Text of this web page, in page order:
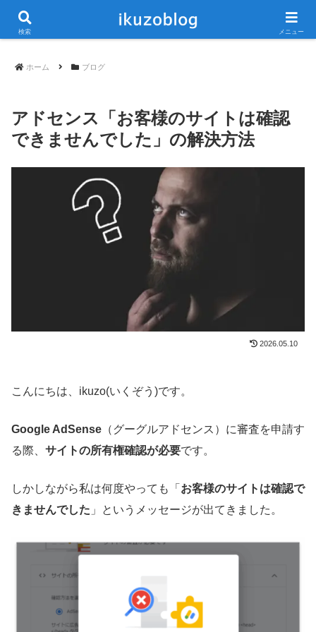
当ブログは広告が含まれています
ホーム ブログ
アドセンス「お客様のサイトは確認
できませんでした」の解決方法
2026.05.10
こんにちは、ikuzo(いくぞう)です。
Google AdSense （グーグルアドセンス）に審査を申請す
る際、 サイトの所有権確認が必要です。
しかしながら私は何度やっても「 お客様のサイトは確認で
きませんでした 」というメッセージが出てきました。
検索 メニュー